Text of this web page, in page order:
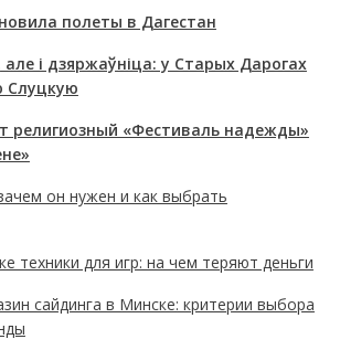
полеты в Дагестан
але і дзяржаўніца: у Старых Дарогах
Слуцкую
религиозный «Фестиваль надежды»
он нужен и как выбрать
техники для игр: на чем теряют деньги
сайдинга в Минске: критерии выбора